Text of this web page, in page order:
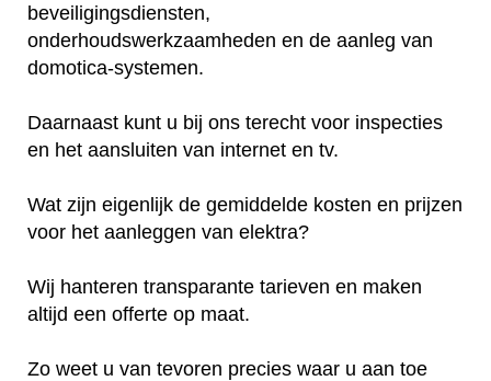
beveiligingsdiensten,
onderhoudswerkzaamheden en de aanleg van
domotica-systemen.
Daarnaast kunt u bij ons terecht voor inspecties
en het aansluiten van internet en tv.
Wat zijn eigenlijk de gemiddelde kosten en prijzen
voor het aanleggen van elektra?
Wij hanteren transparante tarieven en maken
altijd een offerte op maat.
Zo weet u van tevoren precies waar u aan toe